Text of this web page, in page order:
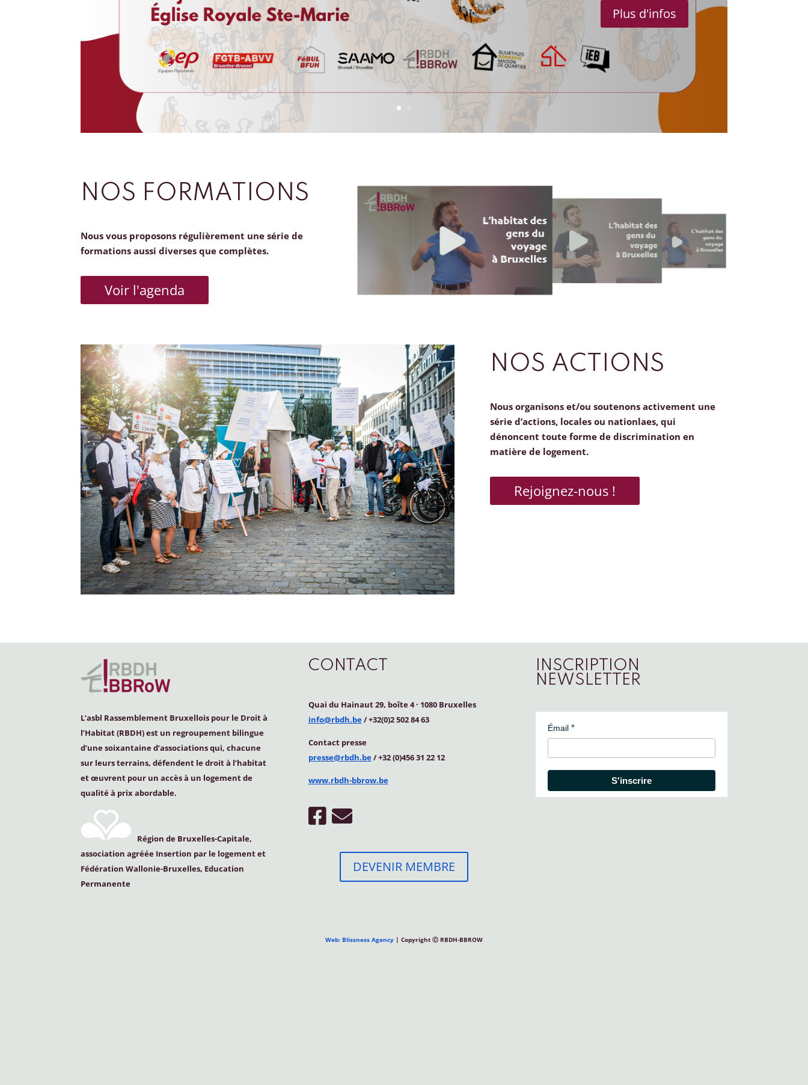
Plus d'infos
NOS FORMATIONS
Nous vous proposons régulièrement une série de
formations aussi diverses que complètes.
Voir l'agenda
NOS ACTIONS
Nous organisons et/ou soutenons activement une
série d’actions, locales ou nationlaes, qui
dénoncent toute forme de discrimination en
matière de logement.
Rejoignez-nous !
L’asbl Rassemblement Bruxellois pour le Droit à
l’Habitat (RBDH) est un regroupement bilingue
d’une soixantaine d’associations qui, chacune
sur leurs terrains, défendent le droit à l’habitat
et œuvrent pour un accès à un logement de
qualité à prix abordable.
Région de Bruxelles-Capitale,
association agréée Insertion par le logement et
Fédération Wallonie-Bruxelles, Education
Permanente
CONTACT
Quai du Hainaut 29, boîte 4· 1080 Bruxelles
info@rbdh.be/ +32(0)2 502 84 63
Contact presse
presse@rbdh.be/ +32 (0)456 31 22 12
www.rbdh-bbrow.be
DEVENIR MEMBRE
INSCRIPTION
NEWSLETTER
Émail
S'inscrire
Web: Blissness Agency | Copyright Ⓒ RBDH-BBROW